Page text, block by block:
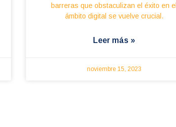
barreras que obstaculizan el éxito en el
ámbito digital se vuelve crucial.
Leer más »
noviembre 15, 2023